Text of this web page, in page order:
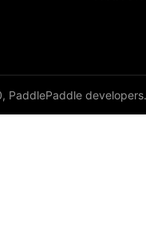
PaddlePaddle developers.